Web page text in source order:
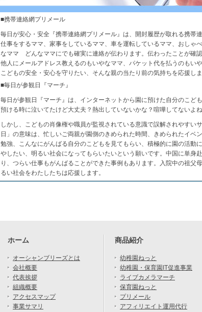
■携帯連絡網プリメール
毎日が安心・安全『携帯連絡網プリメール』は、開封履歴が取れる携帯連
仕事をするママ、家事をしているママ、車を運転しているママ、おしゃ
なママ どんなママにでも確実に連絡が伝わります。伝わったことが確認
他人にメールアドレス教えるのもいやなママ、パケット代を払うのもい
こどもの安全・安心を守りたい、そんな親の当たり前の気持ちを応援しま
■毎日が参観日『マーチ』
毎日が参観日『マーチ』は、インターネットから園に預けた自分のこど
預ける時に泣いてたけど大丈夫？熱出していないかな？喧嘩してないよ
しかし、こどもの肖像権や職員が監視されている意識で誤解されやすい
日」の意味は、忙しいご両親が園側のきめられた時間、きめられたイベ
勉強、こんなにがんばる自分のこどもを見てもらい、積極的に園の活動
やしたい、明るい社会になってもらいたいという願いです。中国に単身
り、つらい仕事もがんばることができた事例もあります。入院中の祖父
るい社会をわたしたちは応援します。
ホーム
オーシャンブリーズとは
会社概要
代表挨拶
組織概要
アクセスマップ
事業サマリ
商品紹介
幼稚園ねっと
幼稚園・保育園IT促進事業
ライブカメラマーチ
保育園ねっと
プリメール
アフィリエイト運用代行